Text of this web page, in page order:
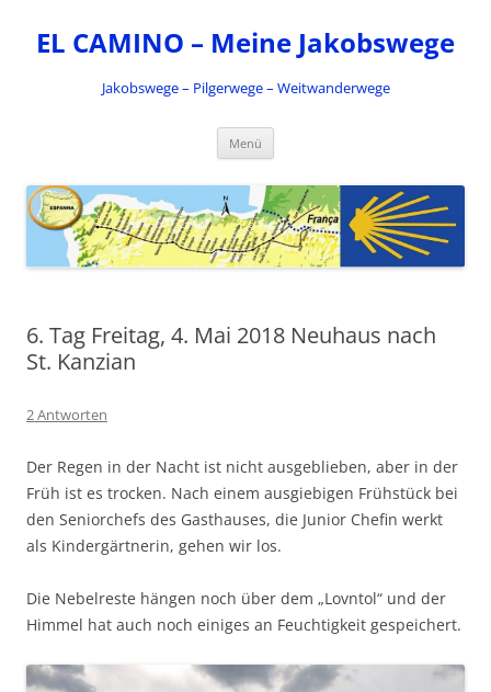
springen
EL CAMINO – Meine Jakobswege
Jakobswege – Pilgerwege – Weitwanderwege
Menü
6. Tag Freitag, 4. Mai 2018 Neuhaus nach
St. Kanzian
2 Antworten
Der Regen in der Nacht ist nicht ausgeblieben, aber in der
Früh ist es trocken. Nach einem ausgiebigen Frühstück bei
den Seniorchefs des Gasthauses, die Junior Chefin werkt
als Kindergärtnerin, gehen wir los.
Die Nebelreste hängen noch über dem „Lovntol“ und der
Himmel hat auch noch einiges an Feuchtigkeit gespeichert.